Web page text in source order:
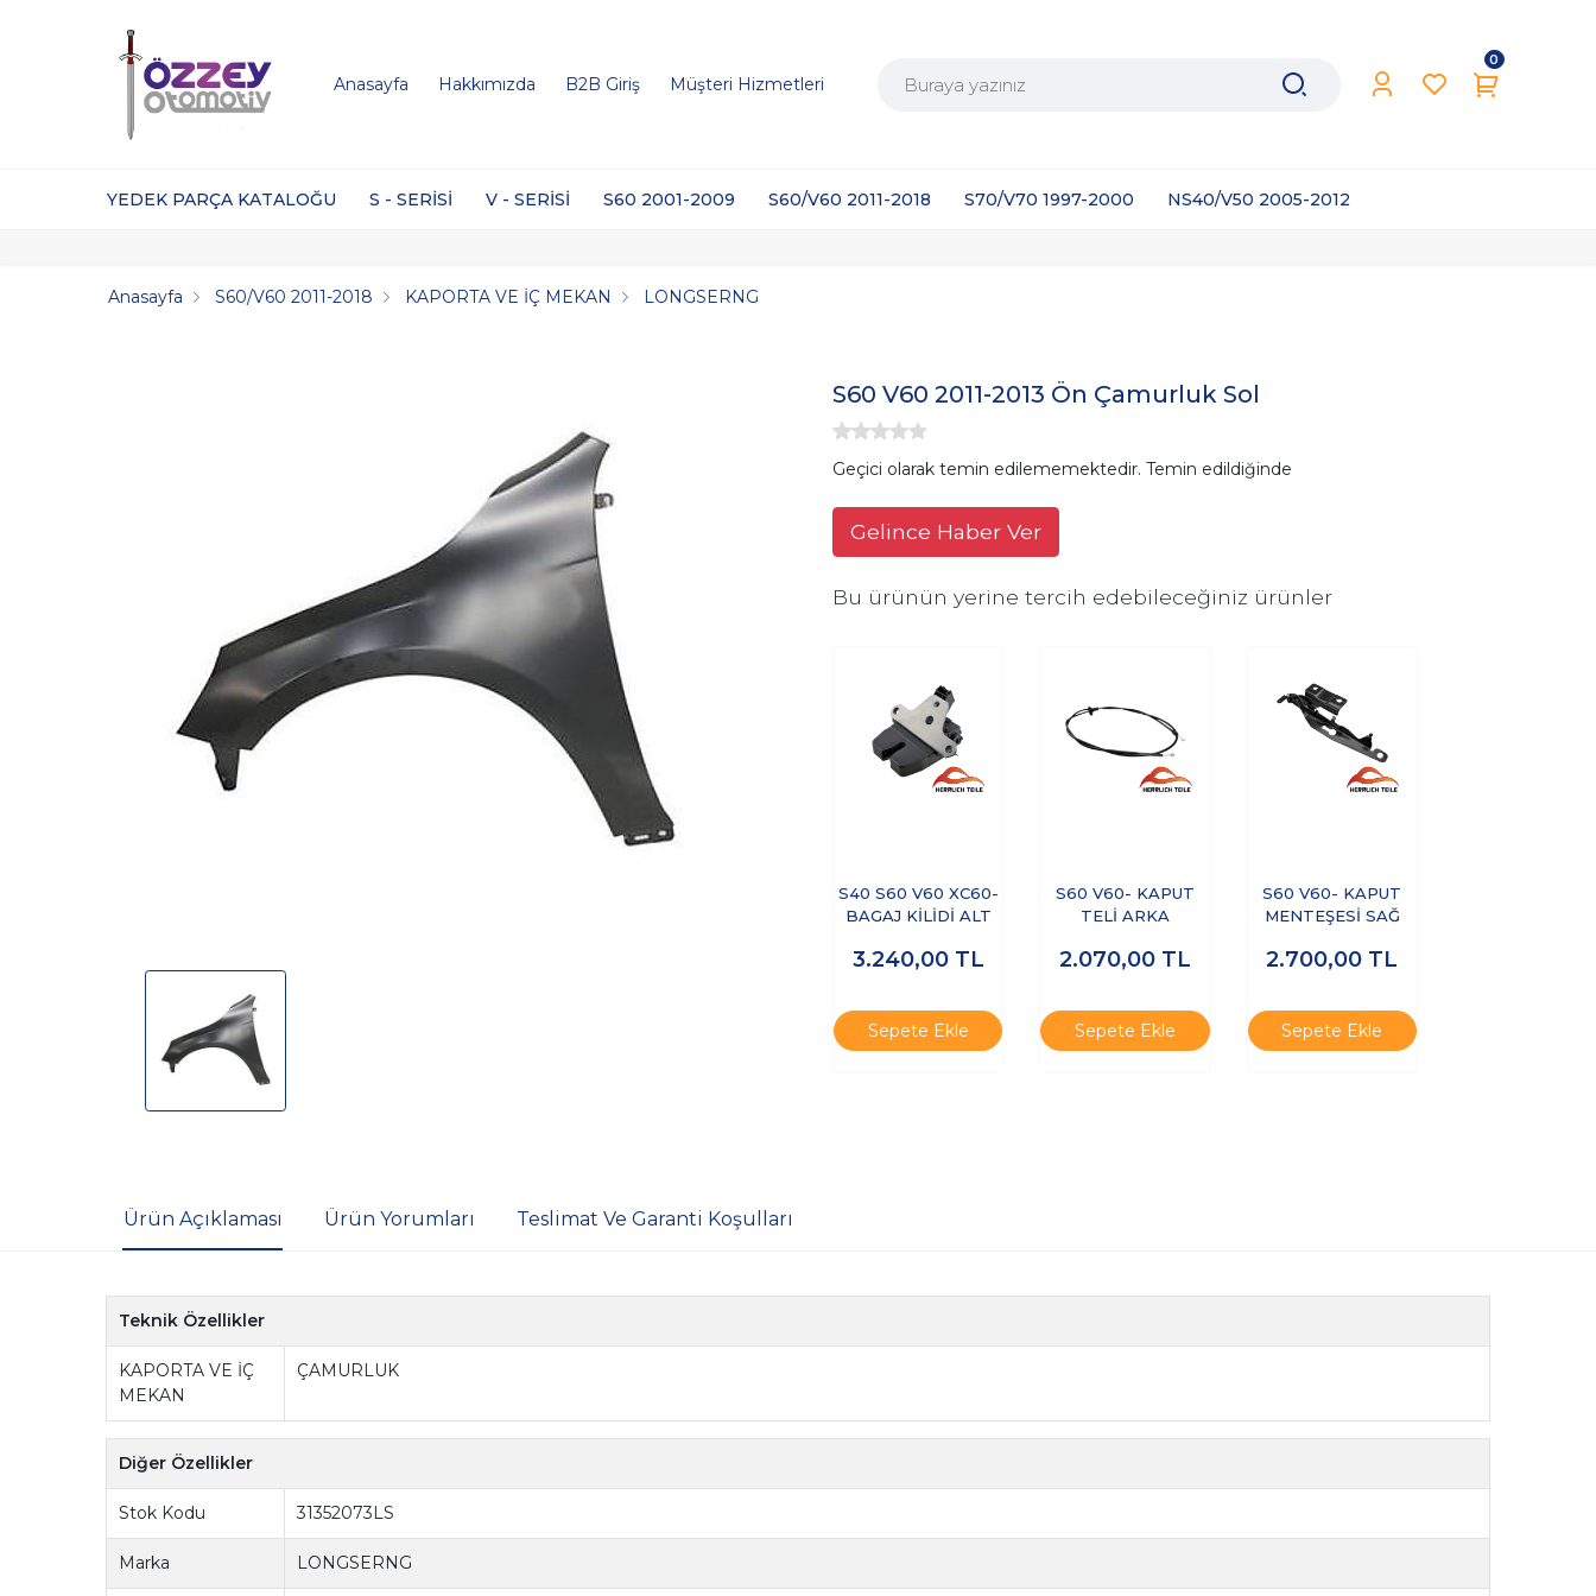
Anasayfa Hakkımızda B2B Giriş Müşteri Hizmetleri
0
YEDEK PARÇA KATALOĞU S - SERİSİ V - SERİSİ S60 2001-2009 S60/V60 2011-2018 S70/V70 1997-2000 NS40/V50 2005-2012
Anasayfa S60/V60 2011-2018 KAPORTA VE İÇ MEKAN LONGSERNG
S60 V60 2011-2013 Ön Çamurluk Sol
Geçici olarak temin edilememektedir. Temin edildiğinde
Gelince Haber Ver
Bu ürünün yerine tercih edebileceğiniz ürünler
S40 S60 V60 XC60-
BAGAJ KİLİDİ ALT
3.240,00 TL
Sepete Ekle
S60 V60- KAPUT
TELİ ARKA
2.070,00 TL
Sepete Ekle
S60 V60- KAPUT
MENTEŞESİ SAĞ
2.700,00 TL
Sepete Ekle
Ürün Açıklaması Ürün Yorumları Teslimat Ve Garanti Koşulları
Teknik Özellikler
KAPORTA VE İÇ
MEKAN
ÇAMURLUK
Diğer Özellikler
Stok Kodu 31352073LS
Marka LONGSERNG